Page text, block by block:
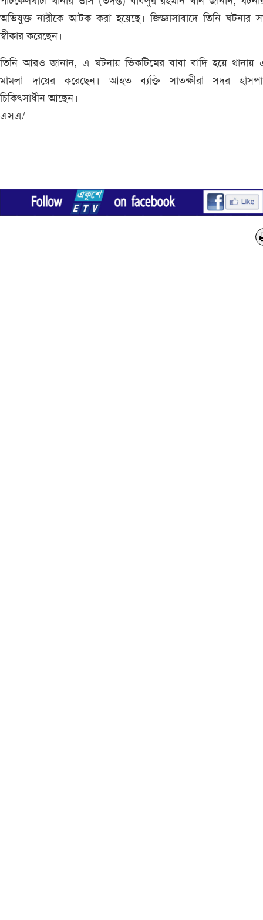
অভিযুক্ত নারীকে আটক করা হয়েছে। জিজ্ঞাসাবাদে তিনি ঘটনার
স্বীকার করেছেন।
তিনি আরও জানান, এ ঘটনায় ভিকটিমের বাবা বাদি হয়ে থানায়
মামলা দায়ের করেছেন। আহত ব্যক্তি সাতক্ষীরা সদর
চিকিৎসাধীন আছেন।
এসএ/